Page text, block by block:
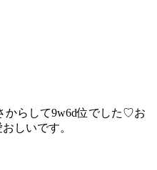
からして9w6d位でした♡︎お
しいです。